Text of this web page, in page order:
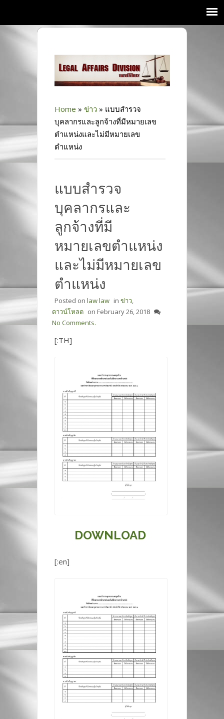
Home » ข่าว » แบบสำรวจ
บุคลากรและลูกจ้างที่มีหมายเลข
ตำแหน่งและไม่มีหมายเลข
ตำแหน่ง
แบบสำรวจ
บุคลากรและ
ลูกจ้างที่มี
หมายเลขตำแหน่ง
และไม่มีหมายเลข
ตำแหน่ง
Posted on law law in ข่าว,
ดาวน์โหลด on February 26, 2018
No Comments.
[:TH]
DOWNLOAD
[:en]